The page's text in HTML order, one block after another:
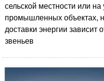
сельской местности или
промышленных объектах,
доставки энергии зависит
звеньев